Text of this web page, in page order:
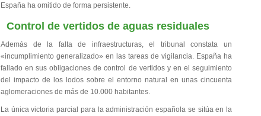
España ha omitido de forma persistente.
Control de vertidos de aguas residuales
Además de la falta de infraestructuras, el tribunal constata un
«incumplimiento generalizado» en las tareas de vigilancia. España ha
fallado en sus obligaciones de control de vertidos y en el seguimiento
del impacto de los lodos sobre el entorno natural en unas cincuenta
aglomeraciones de más de 10.000 habitantes.
La única victoria parcial para la administración española se sitúa en la